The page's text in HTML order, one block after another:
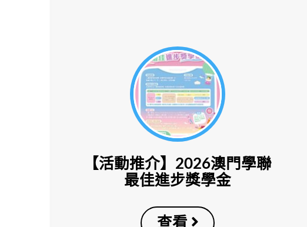
【活動推介】2026澳門學聯
最佳進步獎學金
查看